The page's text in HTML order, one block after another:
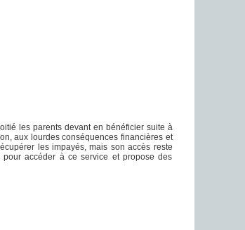
les parents devant en bénéficier suite à
aux lourdes conséquences financières et
les impayés, mais son accès reste
accéder à ce service et propose des